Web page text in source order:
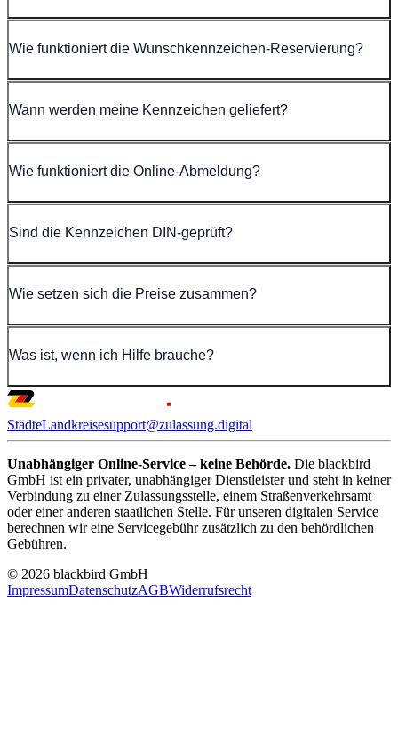
Wie funktioniert die Wunschkennzeichen-Reservierung?
Wann werden meine Kennzeichen geliefert?
Wie funktioniert die Online-Abmeldung?
Sind die Kennzeichen DIN-geprüft?
Wie setzen sich die Preise zusammen?
Was ist, wenn ich Hilfe brauche?
StädteLandkreisesupport@zulassung.digital
Unabhängiger Online-Service – keine Behörde. Die blackbird
GmbH ist ein privater, unabhängiger Dienstleister und steht in keiner
Verbindung zu einer Zulassungsstelle, einem Straßenverkehrsamt
oder einer anderen staatlichen Stelle. Für unseren digitalen Service
berechnen wir eine Servicegebühr zusätzlich zu den behördlichen
Gebühren.
© 2026 blackbird GmbH
ImpressumDatenschutzAGBWiderrufsrecht